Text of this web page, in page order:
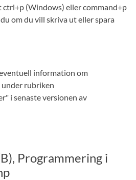
(Windows) eller command+p
om du vill skriva ut eller spara
information om
rubriken
i senaste versionen av
Programmering i